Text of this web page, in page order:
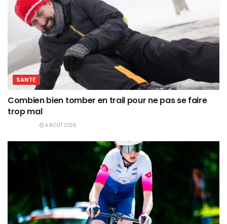
SANTÉ
Combien bien tomber en trail pour ne pas se faire
trop mal
4 AOÛT 2026